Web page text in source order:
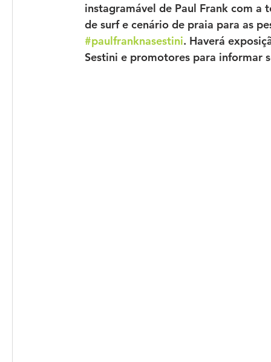
instagramável de Paul Frank com
de surf e cenário de praia para as
#paulfranknasestini. Haverá
Sestini e promotores para informar